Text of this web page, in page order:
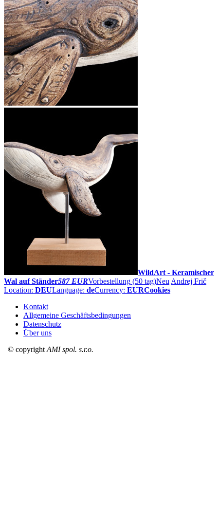
WildArt - Keramischer
Wal auf Ständer587 EURVorbestellung (50 tag)Neu Andrej Frič
Location: DEULanguage: deCurrency: EURCookies
Kontakt
Allgemeine Geschäftsbedingungen
Datenschutz
Über uns
© copyright AMI spol. s.r.o.